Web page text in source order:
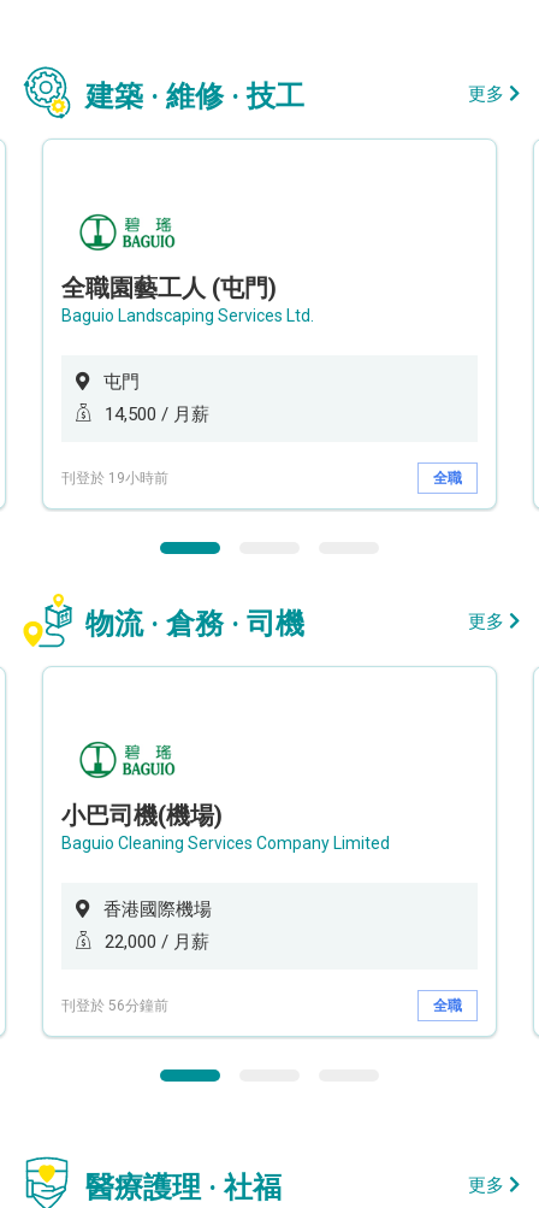
建築 · 維修 · 技工 更多
全職園藝工人 (屯門)
Baguio Landscaping Services Ltd.
屯門
14,500 / 月薪
刊登於 19小時前 全職
物流 · 倉務 · 司機 更多
小巴司機(機場)
Baguio Cleaning Services Company Limited
香港國際機場
22,000 / 月薪
刊登於 56分鐘前 全職
醫療護理 · 社福 更多